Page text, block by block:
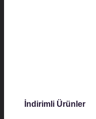
İndirimli Ürünler